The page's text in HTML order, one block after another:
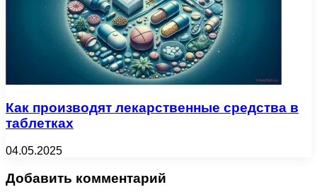
Как производят лекарственные средства в
таблетках
04.05.2025
Добавить комментарий